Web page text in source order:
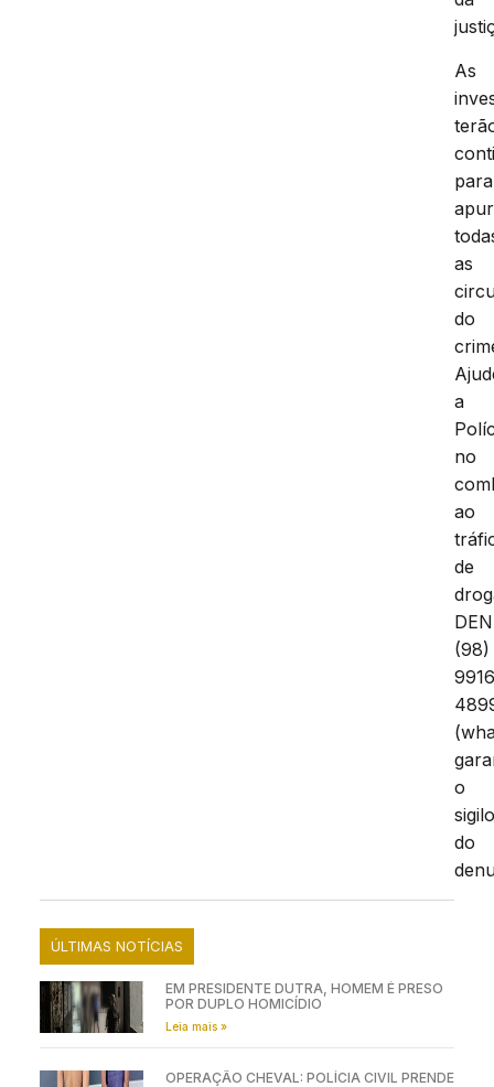
As
para
as
do
a
no
ao
de
(98)
o
do
ÚLTIMAS NOTÍCIAS
EM PRESIDENTE DUTRA, HOMEM É PRESO
POR DUPLO HOMICÍDIO
Leia mais »
OPERAÇÃO CHEVAL: POLÍCIA CIVIL PRENDE